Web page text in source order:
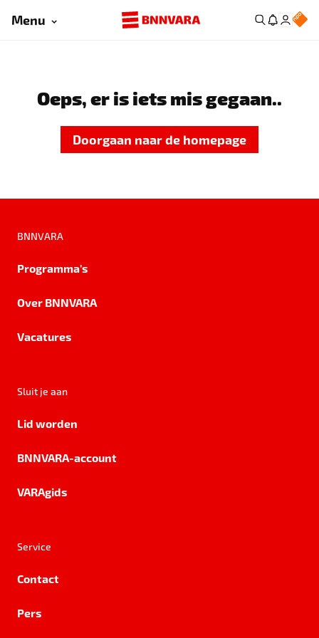
Menu
Oeps, er is iets mis gegaan..
Doorgaan naar de homepage
BNNVARA
Programma's
Over BNNVARA
Vacatures
Sluit je aan
Lid worden
BNNVARA-account
VARAgids
Service
Contact
Pers